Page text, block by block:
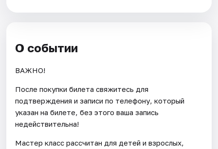
О событии
ВАЖНО!
После покупки билета свяжитесь для
подтверждения и записи по телефону, который
указан на билете, без этого ваша запись
недействительна!
Мастер класс рассчитан для детей и взрослых,